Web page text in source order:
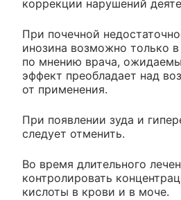
коррекции нарушений
При почечной
инозина возможно только
по мнению врача,
эффект преобладает над
от применения.
При появлении зуда и
следует отменить.
Во время длительного
контролировать
кислоты в крови и в моче.